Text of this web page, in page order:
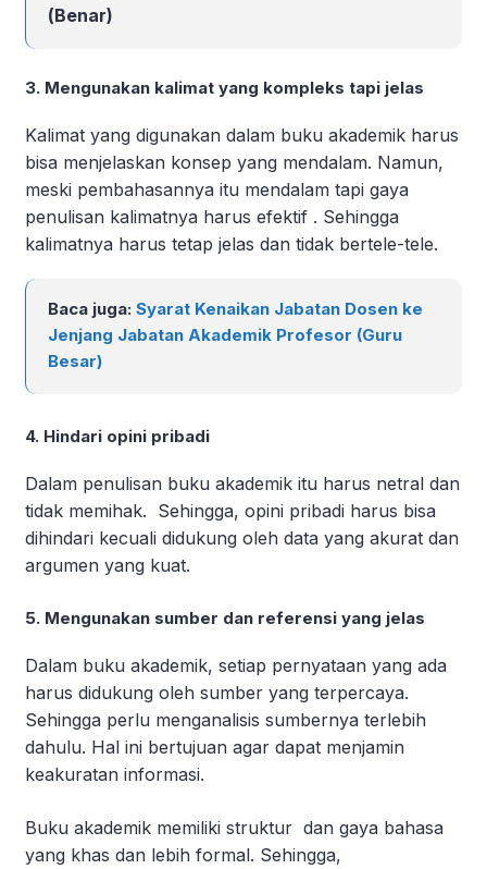
(Benar)
3. Mengunakan kalimat yang kompleks tapi jelas
Kalimat yang digunakan dalam buku akademik harus
bisa menjelaskan konsep yang mendalam. Namun,
meski pembahasannya itu mendalam tapi gaya
penulisan kalimatnya harus efektif . Sehingga
kalimatnya harus tetap jelas dan tidak bertele-tele.
Baca juga: Syarat Kenaikan Jabatan Dosen ke
Jenjang Jabatan Akademik Profesor (Guru
Besar)
4. Hindari opini pribadi
Dalam penulisan buku akademik itu harus netral dan
tidak memihak. Sehingga, opini pribadi harus bisa
dihindari kecuali didukung oleh data yang akurat dan
argumen yang kuat.
5. Mengunakan sumber dan referensi yang jelas
Dalam buku akademik, setiap pernyataan yang ada
harus didukung oleh sumber yang terpercaya.
Sehingga perlu menganalisis sumbernya terlebih
dahulu. Hal ini bertujuan agar dapat menjamin
keakuratan informasi.
Buku akademik memiliki struktur dan gaya bahasa
yang khas dan lebih formal. Sehingga,